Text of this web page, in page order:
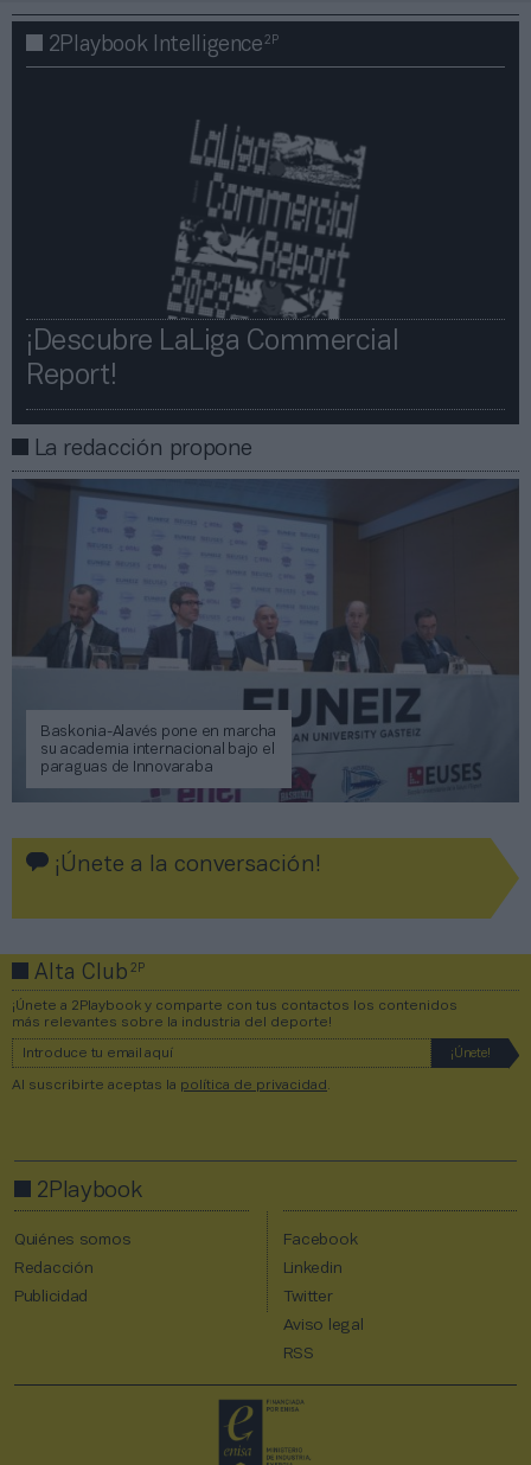
2Playbook Intelligence2P
¡Descubre LaLiga Commercial
Report!​​
La redacción propone
Baskonia-Alavés pone en marcha
su academia internacional bajo el
paraguas de Innovaraba
¡Únete a la conversación!
Alta Club2P
¡Únete a 2Playbook y comparte con tus contactos los contenidos
más relevantes sobre la industria del deporte!
Al suscribirte aceptas la política de privacidad
2Playbook
Quiénes somos
Redacción
Publicidad
Facebook
Linkedin
Twitter
Aviso legal
RSS